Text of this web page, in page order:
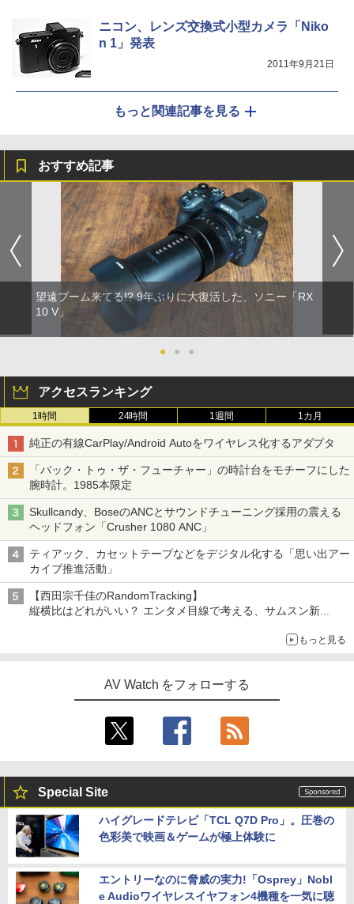
ニコン、レンズ交換式小型カメラ「Niko
n 1」発表
2011年9月21日
もっと関連記事を見る
おすすめ記事
望遠ブーム来てる!? 9年ぶりに大復活した、ソニー「RX
10 V」
● ● ●
アクセスランキング
1時間 24時間 1週間 1カ月
純正の有線CarPlay/Android Autoをワイヤレス化するアダプタ
「バック・トゥ・ザ・フューチャー」の時計台をモチーフにした
腕時計。1985本限定
Skullcandy、BoseのANCとサウンドチューニング採用の震える
ヘッドフォン「Crusher 1080 ANC」
ティアック、カセットテープなどをデジタル化する「思い出アー
カイブ推進活動」
【西田宗千佳のRandomTracking】
縦横比はどれがいい？ エンタメ目線で考える、サムスン新
もっと見る
AV Watch をフォローする
Special Site
ハイグレードテレビ「TCL Q7D Pro」。圧巻の
色彩美で映画＆ゲームが極上体験に
エントリーなのに脅威の実力!「Osprey」Nobl
e Audioワイヤレスイヤフォン4機種を一気に聴